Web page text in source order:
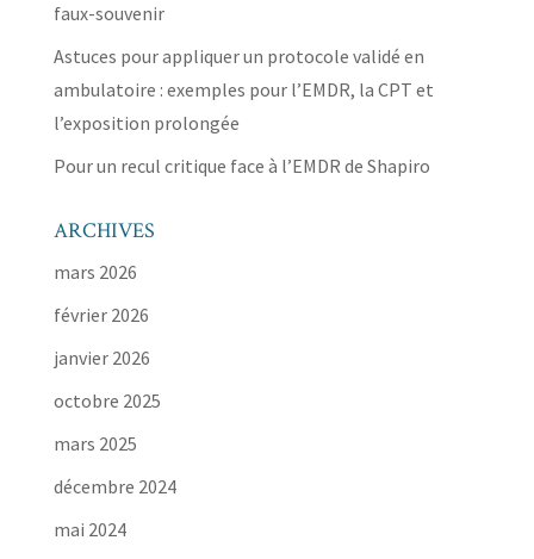
faux-souvenir
Astuces pour appliquer un protocole validé en
ambulatoire : exemples pour l’EMDR, la CPT et
l’exposition prolongée
Pour un recul critique face à l’EMDR de Shapiro
ARCHIVES
mars 2026
février 2026
janvier 2026
octobre 2025
mars 2025
décembre 2024
mai 2024